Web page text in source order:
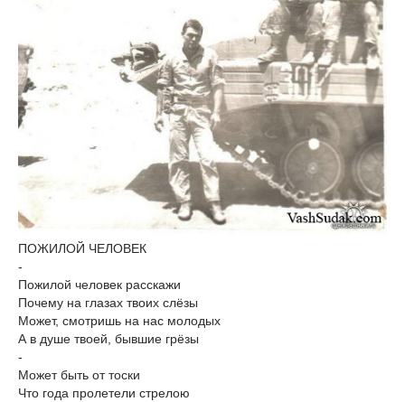
ПОЖИЛОЙ ЧЕЛОВЕК
-
Пожилой человек расскажи
Почему на глазах твоих слёзы
Может, смотришь на нас молодых
А в душе твоей, бывшие грёзы
-
Может быть от тоски
Что года пролетели стрелою